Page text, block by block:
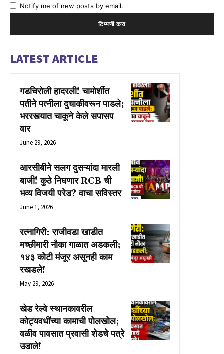
Notify me of new posts by email.
LATEST ARTICLE
गडचिरोली हादरली! चामोर्शीत
पतीने पत्नीला दुचाकीवरून पाडले;
भररस्त्यात चाकूने केले सपासप
वार
June 29, 2026
आरसीबीने सलग दुसऱ्यांदा मारली
बाजी! कुठे निघणार RCB ची
भव्य विजयी परेड? वाचा सविस्तर
June 1, 2026
रत्नागिरी: राजीवडा खाडीत
मच्छीमारी नौका गाळात अडकली;
१४३ कोटी मंजूर असूनही काम
रखडले!
May 29, 2026
खेड रेल्वे स्थानकावरील
कोट्यवधींच्या कामाची पोलखोल;
वळीव पावसात प्रवासी शेडचे पत्रे
उडाले!